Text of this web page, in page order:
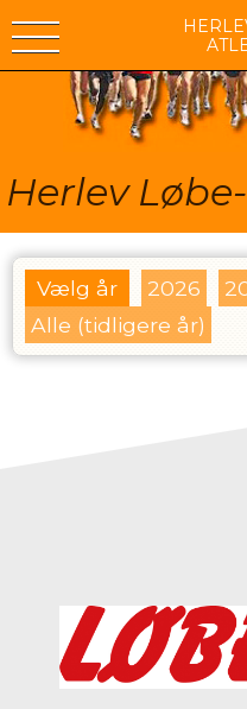
Herlev
Vælg år 2026
Alle (tidligere år)